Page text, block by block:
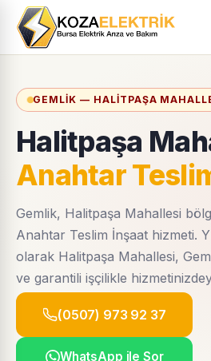
GEMLIK — HALITPAŞA
Halitpaşa
Anahtar
Gemlik, Halitpaşa Mahallesi
Anahtar Teslim İnşaat hizmeti.
olarak Halitpaşa Mahallesi,
ve garantili işçilikle
(0507) 973 92 37
WhatsApp ile Sor